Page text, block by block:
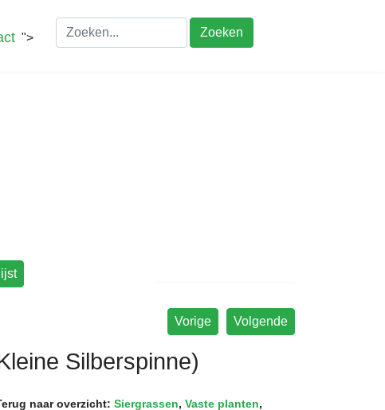
"> Zoeken
Volgende
Vorige
Silberspinne)
naar overzicht: Siergrassen, Vaste planten,